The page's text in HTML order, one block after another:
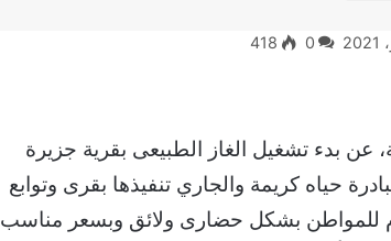
0
418
بدء تشغيل الغاز الطبيعى بقرية جزيرة
حياه كريمة والجاري تنفيذها بقرى وتوابع
للمواطن بشكل حضارى ولائق وبسعر مناسب